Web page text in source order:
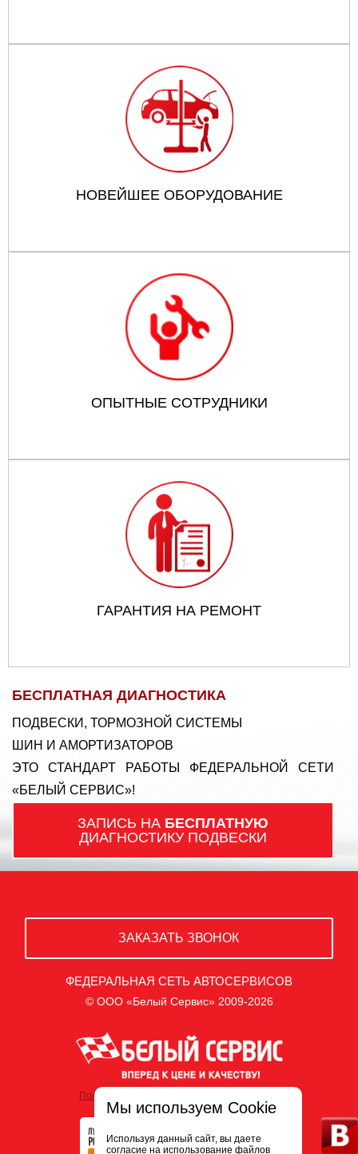
НОВЕЙШЕЕ ОБОРУДОВАНИЕ
ОПЫТНЫЕ СОТРУДНИКИ
ГАРАНТИЯ НА РЕМОНТ
БЕСПЛАТНАЯ ДИАГНОСТИКА
ПОДВЕСКИ, ТОРМОЗНОЙ СИСТЕМЫ
ШИН И АМОРТИЗАТОРОВ
ЭТО СТАНДАРТ РАБОТЫ ФЕДЕРАЛЬНОЙ СЕТИ
«БЕЛЫЙ СЕРВИС»!
ЗАПИСЬ НА БЕСПЛАТНУЮ
ДИАГНОСТИКУ ПОДВЕСКИ
ЗАКАЗАТЬ ЗВОНОК
ФЕДЕРАЛЬНАЯ СЕТЬ АВТОСЕРВИСОВ
© ООО «Белый Сервис» 2009-2026
Политика обработки персональных данных
Мы используем Cookie
Используя данный сайт, вы даете
согласие на использование файлов